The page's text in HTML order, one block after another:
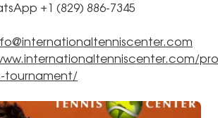
+1 (829) 886-7345
tournament/